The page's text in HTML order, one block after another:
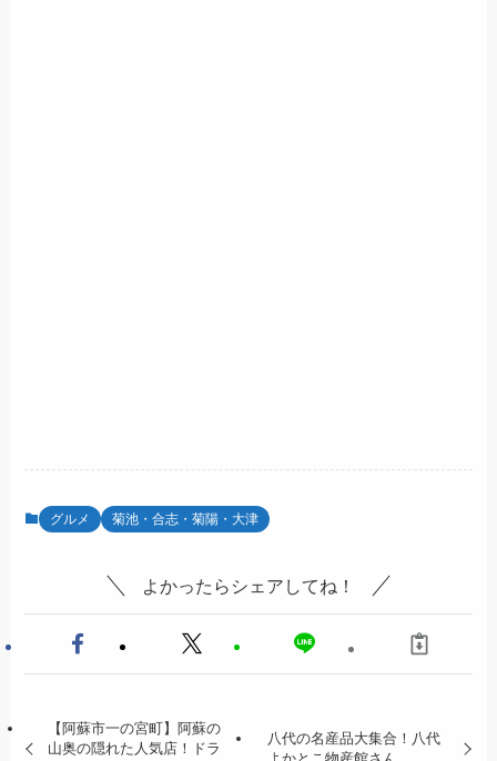
グルメ 菊池・合志・菊陽・大津
よかったらシェアしてね！
【阿蘇市一の宮町】阿蘇の
山奥の隠れた人気店！ドラ
八代の名産品大集合！八代